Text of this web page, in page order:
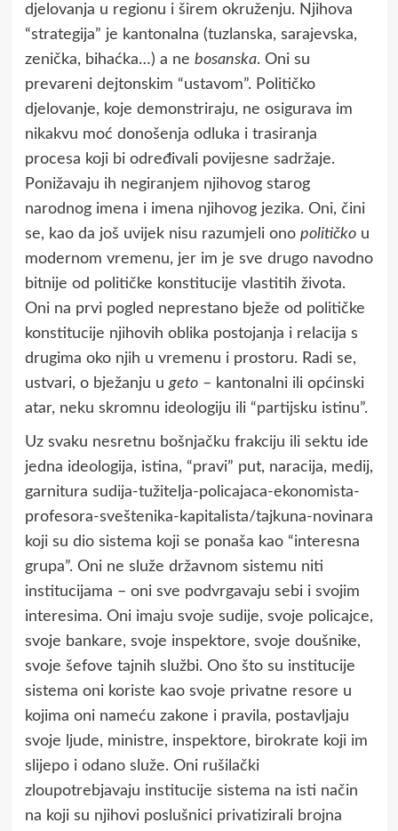
djelovanja u regionu i širem okruženju. Njihova
“strategija” je kantonalna (tuzlanska, sarajevska,
zenička, bihaćka…) a ne bosanska. Oni su
prevareni dejtonskim “ustavom”. Političko
djelovanje, koje demonstriraju, ne osigurava im
nikakvu moć donošenja odluka i trasiranja
procesa koji bi određivali povijesne sadržaje.
Ponižavaju ih negiranjem njihovog starog
narodnog imena i imena njihovog jezika. Oni, čini
se, kao da još uvijek nisu razumjeli ono političkou
modernom vremenu, jer im je sve drugo navodno
bitnije od političke konstitucije vlastitih života.
Oni na prvi pogled neprestano bježe od političke
konstitucije njihovih oblika postojanja i relacija s
drugima oko njih u vremenu i prostoru. Radi se,
ustvari, o bježanju ugeto– kantonalni ili općinski
atar, neku skromnu ideologiju ili “partijsku istinu”.
Uz svaku nesretnu bošnjačku frakciju ili sektu ide
jedna ideologija, istina, “pravi” put, naracija, medij,
garnitura sudija-tužitelja-policajaca-ekonomista-
profesora-sveštenika-kapitalista/tajkuna-novinara
koji su dio sistema koji se ponaša kao “interesna
grupa”. Oni ne služe državnom sistemu niti
institucijama – oni sve podvrgavaju sebi i svojim
interesima. Oni imaju svoje sudije, svoje policajce,
svoje bankare, svoje inspektore, svoje doušnike,
svoje šefove tajnih službi. Ono što su institucije
sistema oni koriste kao svoje privatne resore u
kojima oni nameću zakone i pravila, postavljaju
svoje ljude, ministre, inspektore, birokrate koji im
slijepo i odano služe. Oni rušilački
zloupotrebjavaju institucije sistema na isti način
na koji su njihovi poslušnici privatizirali brojna